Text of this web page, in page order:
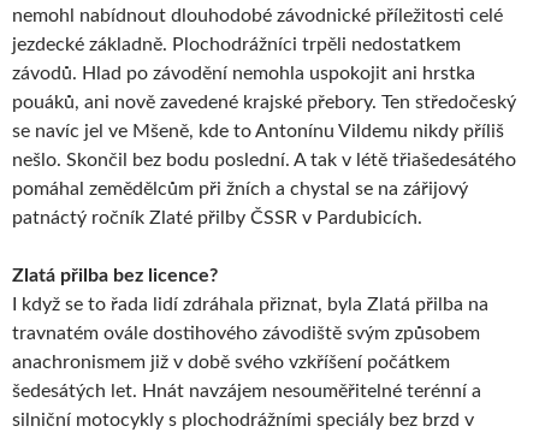
nemohl nabídnout dlouhodobé závodnické příležitosti celé
jezdecké základně. Plochodrážníci trpěli nedostatkem
závodů. Hlad po závodění nemohla uspokojit ani hrstka
pouáků, ani nově zavedené krajské přebory. Ten středočeský
se navíc jel ve Mšeně, kde to Antonínu Vildemu nikdy příliš
nešlo. Skončil bez bodu poslední. A tak v létě třiašedesátého
pomáhal zemědělcům při žních a chystal se na zářijový
patnáctý ročník Zlaté přilby ČSSR v Pardubicích.
Zlatá přilba bez licence?
I když se to řada lidí zdráhala přiznat, byla Zlatá přilba na
travnatém ovále dostihového závodiště svým způsobem
anachronismem již v době svého vzkříšení počátkem
šedesátých let. Hnát navzájem nesouměřitelné terénní a
silniční motocykly s plochodrážními speciály bez brzd v